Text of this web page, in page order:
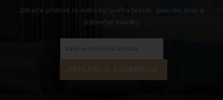
Získejte přehled ze světa bytového textilu, speciální slevy a
jedinečné nabídky